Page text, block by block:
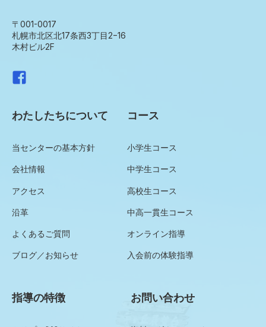
〒001-0017
札幌市北区北17条西3丁目2−16
木村ビル2F
わたしたちについて
当センターの基本方針
会社情報
アクセス
沿革
よくあるご質問
ブログ／お知らせ
コース
小学生コース
中学生コース
高校生コース
中高一貫生コース
オンライン指導
入会前の体験指導
指導の特徴 お問い合わせ